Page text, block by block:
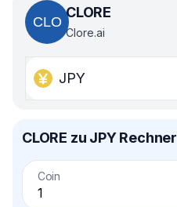
CLORE
Clore.ai
JPY
CLORE zu JPY Rechner
Coin